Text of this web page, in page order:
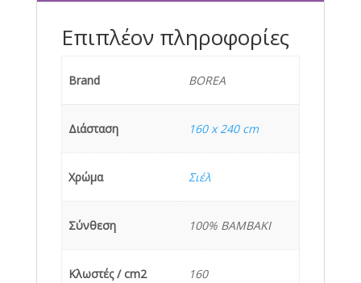
Επιπλέον πληροφορίες
Brand BOREA
Διάσταση 160 x 240 cm
Χρώμα Σιέλ
Σύνθεση 100% BAMBAKI
Κλωστές / cm2 160